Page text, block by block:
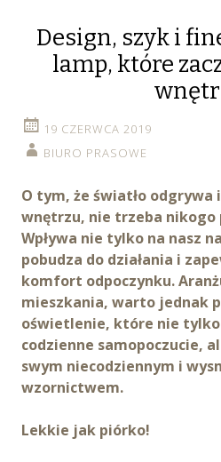
Design, szyk i
lamp, które
19 CZERWCA 2019
BIURO PRASOWE
O tym, że światło
wnętrzu, nie trzeba nikogo
Wpływa nie tylko na nasz
pobudza do działania i
komfort odpoczynku.
mieszkania, warto jednak
oświetlenie, które nie tylko
codzienne samopoczucie,
swym niecodziennym i
wzornictwem.
Lekkie jak piórko!